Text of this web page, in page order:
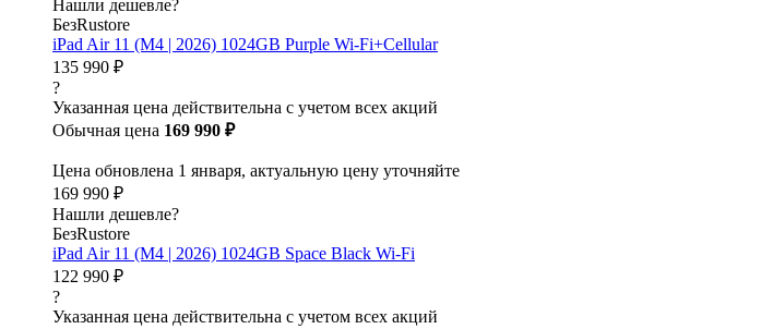
Нашли дешевле?
БезRustore
iPad Air 11 (M4 | 2026) 1024GB Purple Wi-Fi+Cellular
135 990 ₽
?
Указанная цена действительна с учетом всех акций
Обычная цена 169 990 ₽
Цена обновлена 1 января, актуальную цену уточняйте
169 990 ₽
Нашли дешевле?
БезRustore
iPad Air 11 (M4 | 2026) 1024GB Space Black Wi-Fi
122 990 ₽
?
Указанная цена действительна с учетом всех акций